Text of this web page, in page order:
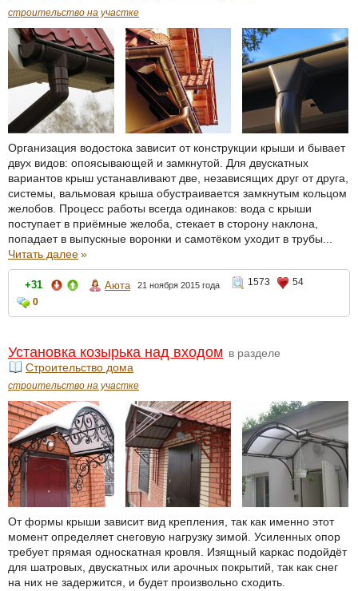
строительство на участке
Организация водостока зависит от конструкции крыши и бывает
двух видов: опоясывающей и замкнутой. Для двускатных
вариантов крыш устанавливают две, независящих друг от друга,
системы, вальмовая крыша обустраивается замкнутым кольцом
желобов. Процесс работы всегда одинаков: вода с крыши
поступает в приёмные желоба, стекает в сторону наклона,
попадает в выпускные воронки и самотёком уходит в трубы...
Читать далее»
+31 Аюта 21 ноября 2015 года 1573
54
0
Установка козырька над входом в разделе
Строительство дома
строительство на участке
От формы крыши зависит вид крепления, так как именно этот
момент определяет снеговую нагрузку зимой. Усиленных опор
требует прямая односкатная кровля. Изящный каркас подойдёт
для шатровых, двускатных или арочных покрытий, так как снег
на них не задержится, и будет произвольно сходить.